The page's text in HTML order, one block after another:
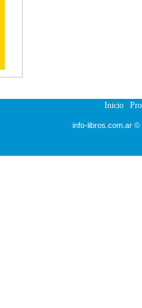
Inicio
info-libros.com.ar